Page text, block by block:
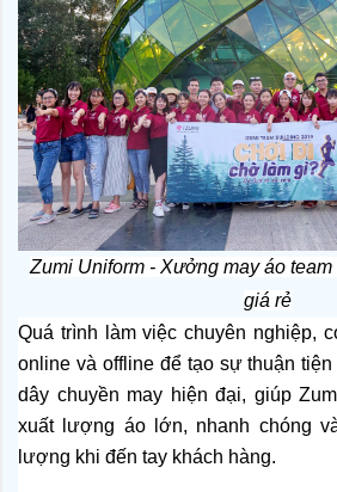
Zumi Uniform - Xưởng may áo
giá rẻ
Quá trình làm việc chuyên nghiệp,
online và offline để tạo sự thuận
dây chuyền may hiện đại, giúp
xuất lượng áo lớn, nhanh chóng
lượng khi đến tay khách hàng.